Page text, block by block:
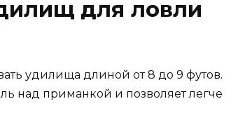
для ловли
удилища длиной от 8 до 9 футов.
над приманкой и позволяет легче